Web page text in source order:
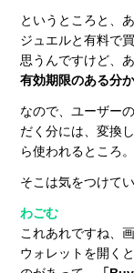
というところと、
ジュエルと有料で
思うんですけど、
有効期限のある分
なので、ユーザー
だく分には、変換
ら使われるところ。
そこは気をつけて
わごむ
これあれですね、
ウォレットを開く